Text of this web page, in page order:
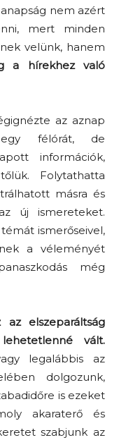
nem azért
mert minden
velünk, hanem
a hírekhez való
az aznap
félórát, de
információk,
Folytathatta
másra és
új ismereteket.
ismerőseivel,
a véleményét
még
elszeparáltság
vált.
legalábbis az
dolgozunk,
is ezeket
akaraterő és
szabjunk az